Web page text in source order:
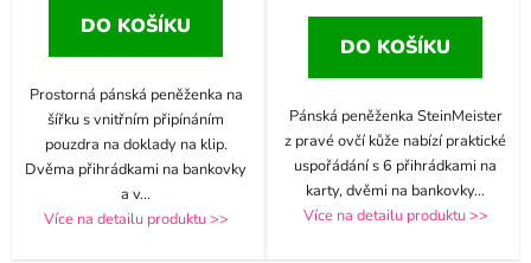
DO KOŠÍKU
Prostorná pánská peněženka na
šířku s vnitřním připínáním
pouzdra na doklady na klip.
Dvěma přihrádkami na bankovky
a v...
Více na detailu produktu >>
DO KOŠÍKU
Pánská peněženka SteinMeister
z pravé ovčí kůže nabízí praktické
uspořádání s 6 přihrádkami na
karty, dvěmi na bankovky...
Více na detailu produktu >>